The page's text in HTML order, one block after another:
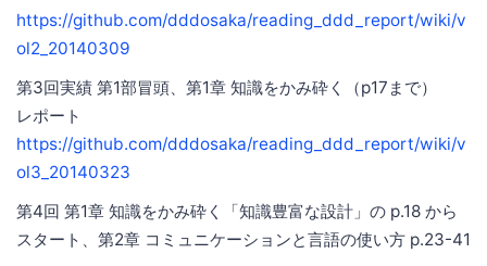
https://github.com/dddosaka/reading_ddd_report/wiki/v
ol2_20140309
第3回実績 第1部冒頭、第1章 知識をかみ砕く（p17まで）
レポート
https://github.com/dddosaka/reading_ddd_report/wiki/v
ol3_20140323
第4回 第1章 知識をかみ砕く「知識豊富な設計」の p.18 から
スタート、第2章 コミュニケーションと言語の使い方 p.23-41